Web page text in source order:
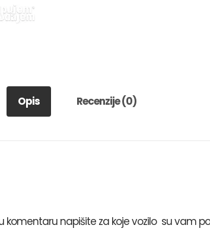
Opis Recenzije (0)
u komentaru napišite za koje vozilo su vam